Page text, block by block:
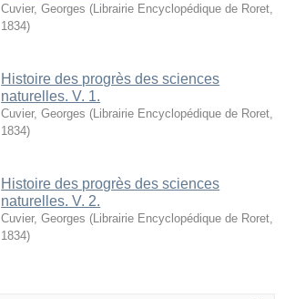
Cuvier, Georges ( Librairie Encyclopédique de Roret
1834)
Histoire des progrès des sciences
naturelles. V. 1.
Cuvier, Georges ( Librairie Encyclopédique de Roret
1834)
Histoire des progrès des sciences
naturelles. V. 2.
Cuvier, Georges ( Librairie Encyclopédique de Roret
1834)